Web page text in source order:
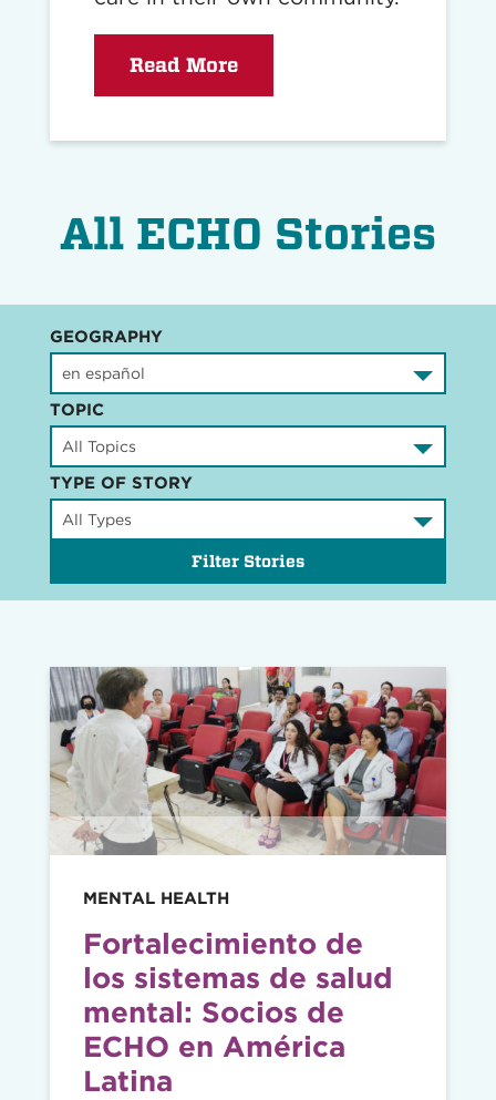
Read More
All ECHO Stories
GEOGRAPHY
TOPIC
TYPE OF STORY
Filter Stories
Read
story
MENTAL HEALTH
Fortalecimiento de
los sistemas de salud
mental: Socios de
ECHO en América
Latina